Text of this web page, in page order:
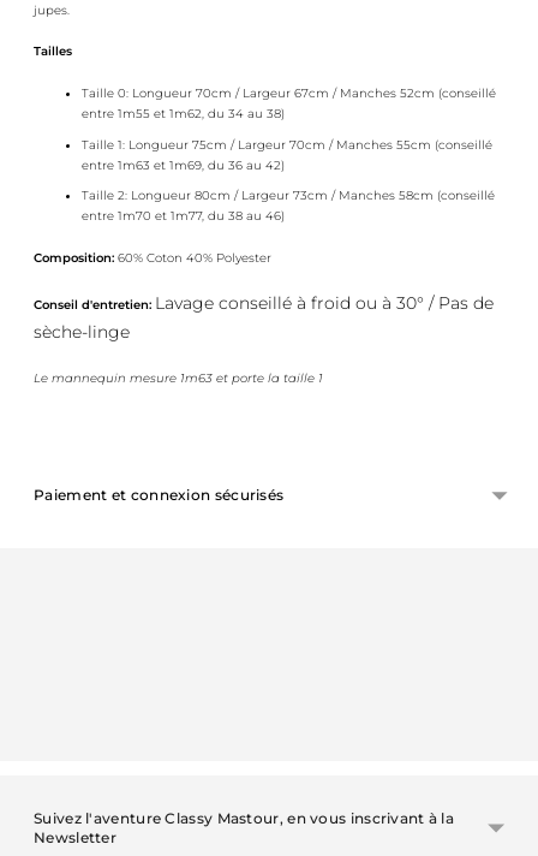
jupes.
Tailles
Taille 0: Longueur 70cm / Largeur 67cm / Manches 52cm (conseillé
entre 1m55 et 1m62, du 34 au 38)
Taille 1: Longueur 75cm / Largeur 70cm / Manches 55cm (conseillé
entre 1m63 et 1m69, du 36 au 42)
Taille 2: Longueur 80cm / Largeur 73cm / Manches 58cm (conseillé
entre 1m70 et 1m77, du 38 au 46)
Composition: 60% Coton 40% Polyester
Conseil d'entretien: Lavage conseillé à froid ou à 30° / Pas de
sèche-linge
Le mannequin mesure 1m63 et porte la taille 1
Paiement et connexion sécurisés
Suivez l'aventure Classy Mastour, en vous inscrivant à la
Newsletter